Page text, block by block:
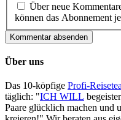
Über neue
können das Abonnement
Kommentar absenden
Über uns
Das 10-köpfige Profi-
täglich: "ICH WILL
Paare glücklich machen und